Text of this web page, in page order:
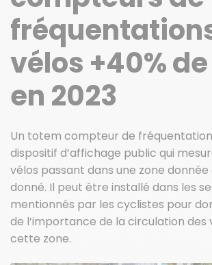
vélos +40%
en 2023
Un totem compteur de
dispositif d’affichage public qui
vélos passant dans une zone
donné. Il peut être installé dans les
mentionnés par les cyclistes pour
de l’importance de la circulation des
cette zone.